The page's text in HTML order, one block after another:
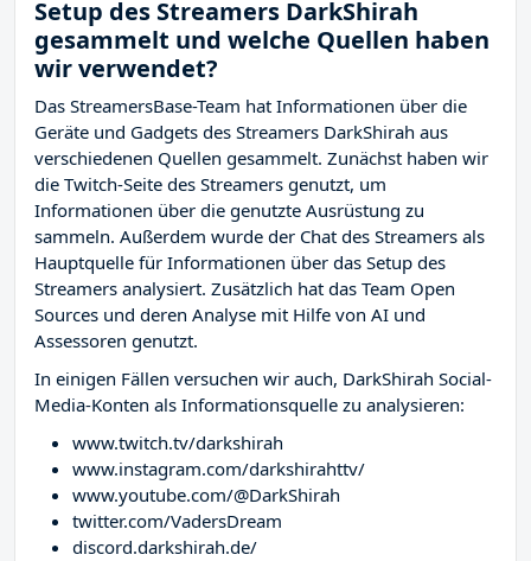
Setup des Streamers DarkShirah
gesammelt und welche Quellen haben
wir verwendet?
Das StreamersBase-Team hat Informationen über die
Geräte und Gadgets des Streamers DarkShirah aus
verschiedenen Quellen gesammelt. Zunächst haben wir
die Twitch-Seite des Streamers genutzt, um
Informationen über die genutzte Ausrüstung zu
sammeln. Außerdem wurde der Chat des Streamers als
Hauptquelle für Informationen über das Setup des
Streamers analysiert. Zusätzlich hat das Team Open
Sources und deren Analyse mit Hilfe von AI und
Assessoren genutzt.
In einigen Fällen versuchen wir auch, DarkShirah Social-
Media-Konten als Informationsquelle zu analysieren:
www.twitch.tv/darkshirah
www.instagram.com/darkshirahttv/
www.youtube.com/@DarkShirah
twitter.com/VadersDream
discord.darkshirah.de/